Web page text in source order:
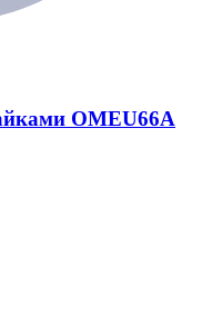
OMEU66A